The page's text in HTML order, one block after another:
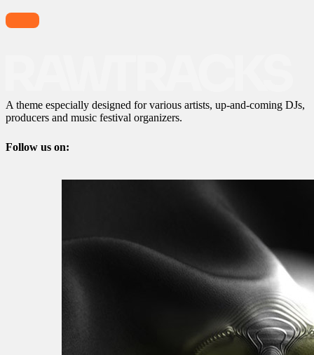
A theme especially designed for various artists, up-and-coming DJs,
producers and music festival organizers.
Follow us on: